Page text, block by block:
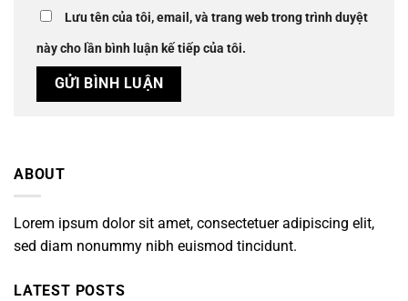
Lưu tên của tôi, email, và trang web trong trình duyệt
này cho lần bình luận kế tiếp của tôi.
ABOUT
Lorem ipsum dolor sit amet, consectetuer adipiscing elit,
sed diam nonummy nibh euismod tincidunt.
LATEST POSTS